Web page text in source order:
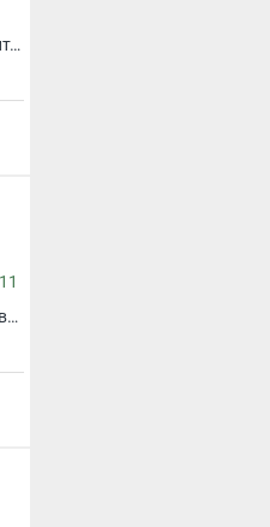
Головка измерительная модель 05101
Длинномер пневматический 1:1000 мод. 360011